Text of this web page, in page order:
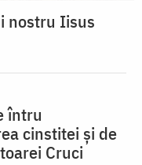
nostru Iisus
întru
cinstitei și de
Cruci